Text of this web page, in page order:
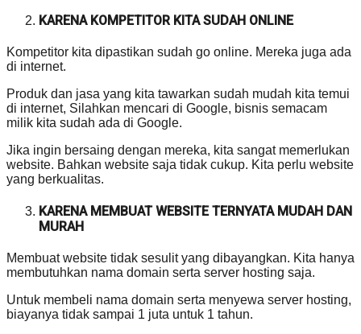
KARENA KOMPETITOR KITA SUDAH ONLINE
Kompetitor kita dipastikan sudah go online. Mereka juga ada
di internet.
Produk dan jasa yang kita tawarkan sudah mudah kita temui
di internet, Silahkan mencari di Google, bisnis semacam
milik kita sudah ada di Google.
Jika ingin bersaing dengan mereka, kita sangat memerlukan
website. Bahkan website saja tidak cukup. Kita perlu website
yang berkualitas.
KARENA MEMBUAT WEBSITE TERNYATA MUDAH DAN
MURAH
Membuat website tidak sesulit yang dibayangkan. Kita hanya
membutuhkan nama domain serta server hosting saja.
Untuk membeli nama domain serta menyewa server hosting,
biayanya tidak sampai 1 juta untuk 1 tahun.